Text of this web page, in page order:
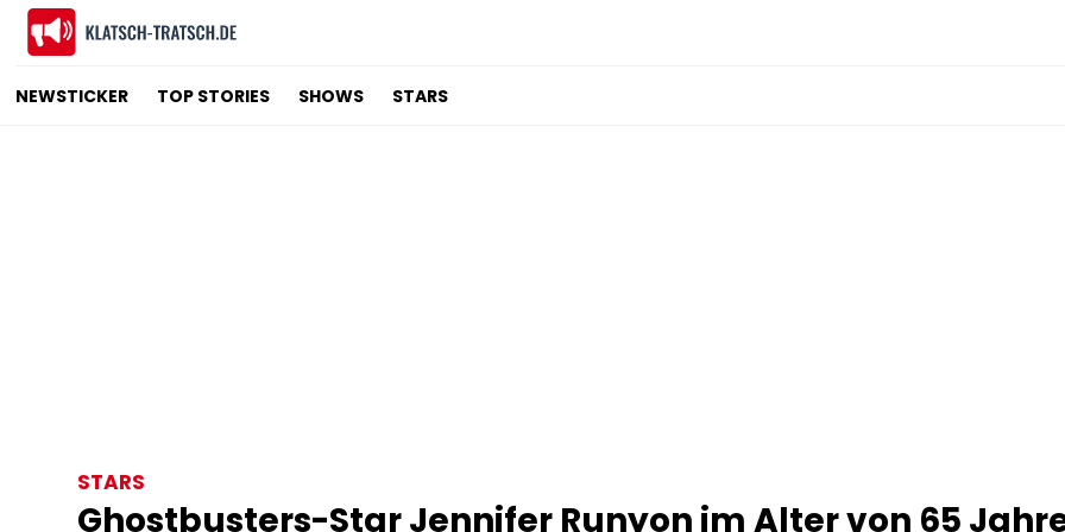
NEWSTICKER TOP STORIES SHOWS STARS
STARS
Ghostbusters-Star Jennifer Runyon im Alter von 65